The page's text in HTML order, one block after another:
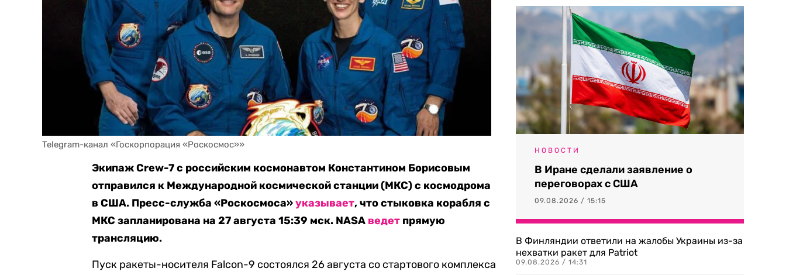
Экипаж Crew-7 с российским космонавтом Константином Борисовым
отправился к Международной космической станции (МКС) с космодрома
в США. Пресс-служба «Роскосмоса»указывает, что стыковка корабля с
МКС запланирована на 27 августа 15:39 мск. NASA ведет прямую
трансляцию.
Пуск ракеты-носителя Falcon-9 состоялся 26 августа со стартового комплекса
НОВОСТИ
В Иране сделали заявление о
переговорах с США
09.08.2026 / 15:15
В Финляндии ответили на жалобы Украины из-за
нехватки ракет для Patriot
09.08.2026 / 14:31